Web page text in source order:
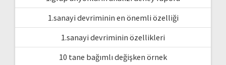
1.sanayi devriminin en önemli özelliği
1.sanayi devriminin özellikleri
10 tane bağımlı değişken örnek